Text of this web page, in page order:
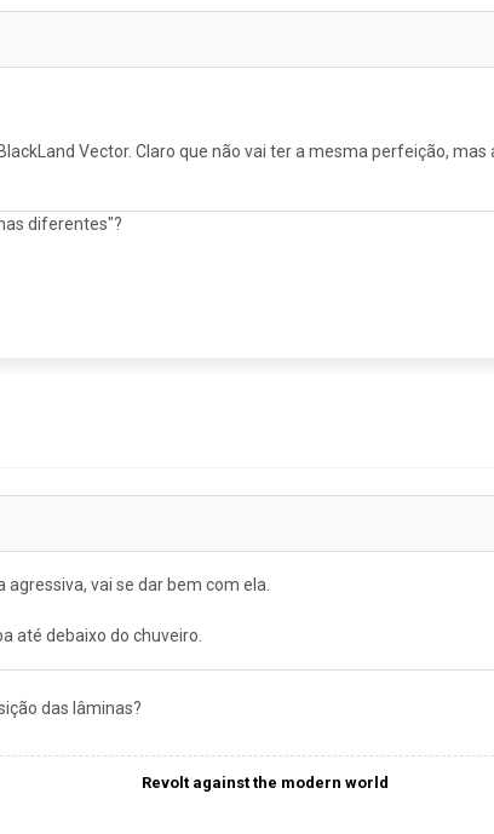
Vector. Claro que não vai ter a mesma perfeição,
diferentes"?
vai se dar bem com ela.
até debaixo do chuveiro.
das lâminas?
Revolt against the modern world